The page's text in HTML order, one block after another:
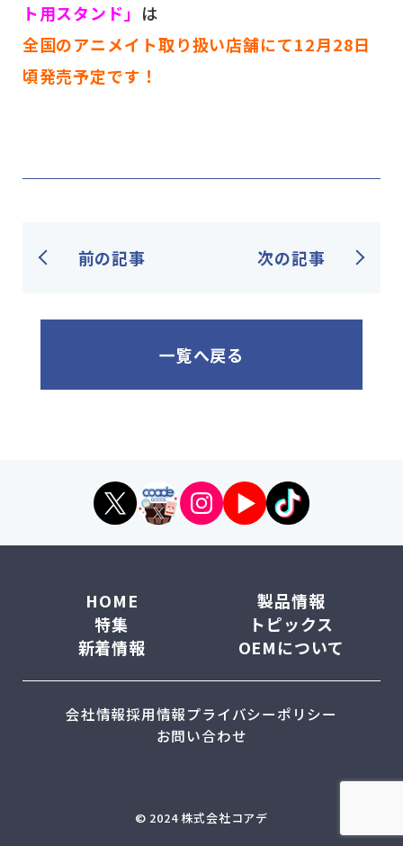
ト用スタンド」 は
全国のアニメイト取り扱い店舗にて12月28日
頃発売予定です！
前の記事
一覧へ戻る
次の記事
HOME
製品情報
特集
トピックス
新着情報
OEMについて
会社情報採用情報プライバシーポリシー
お問い合わせ
© 2024 株式会社コアデ